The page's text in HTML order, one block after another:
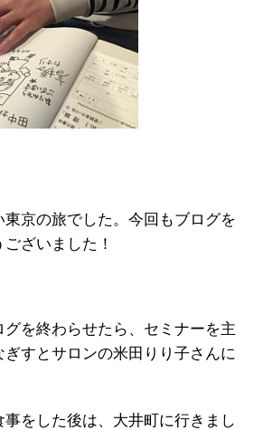
東京の旅でした。今回もブログを
ざいました！
を終わらせたら、セミナーを主
すとサロンの米田りり子さんに
をした後は、大井町に行きまし